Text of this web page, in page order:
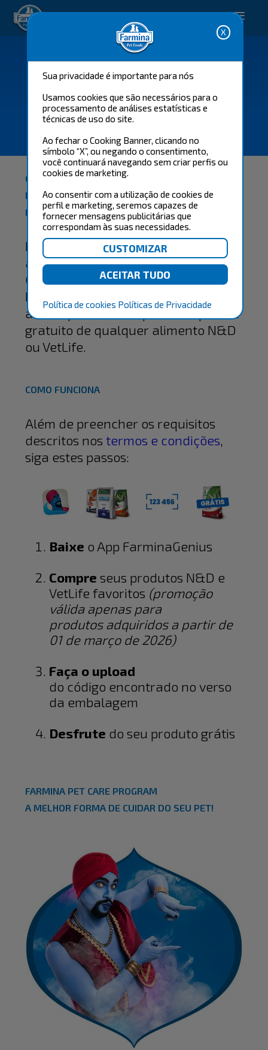
Sua privacidade é importante para nós
Usamos cookies que são necessários para o
processamento de análises estatísticas e
técnicas de uso do site.
Ao fechar o Cooking Banner, clicando no
símbolo “X”, ou negando o consentimento,
você continuará navegando sem criar perfis ou
cookies de marketing.
Ao consentir com a utilização de cookies de
perfil e marketing, seremos capazes de
fornecer mensagens publicitárias que
correspondam às suas necessidades.
Política de cookies Políticas de Privacidade
Happy pet. Happy you.
GENIUS REWARDS
GENIUS REWARDS
PARTICIPE DO PROGRAMA DE FIDELIDADE
FARMINA.
Desfrute de um produto com a
alimentação favorita do seu pet
GRATUITAMENTE.
Basta seguir os passos informados
abaixo para desbloquear um pacote
gratuito de qualquer alimento N&D
ou VetLife.
COMO FUNCIONA
Além de preencher os requisitos
descritos nostermos e condições
siga estes passos:
Baixe o App FarminaGenius
Compre seus produtos N&D e
VetLife favoritos (promoção
válida apenas para
produtos adquiridos a partir de
01 de março de 2026)
Faça o upload
do código encontrado no verso
da embalagem
Desfrute do seu produto grátis
FARMINA PET CARE PROGRAM
A MELHOR FORMA DE CUIDAR DO SEU PET!